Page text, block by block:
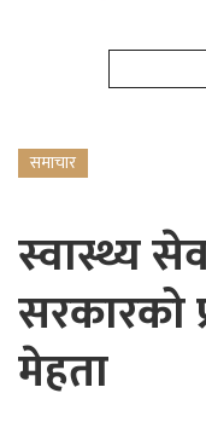
समाचार
स्वास्थ्य
सरकारको
मेहता